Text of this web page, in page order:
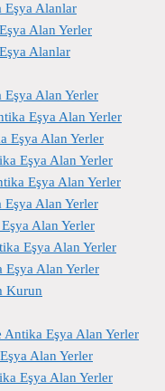
Eşya Alanlar
Alan Yerler
Alanlar
Eşya Alan Yerler
Eşya Alan Yerler
Eşya Alan Yerler
Eşya Alan Yerler
Eşya Alan Yerler
Alan Yerler
Alan Yerler
Eşya Alan Yerler
Alan Yerler
Kurun
Antika Eşya Alan Yerler
Alan Yerler
Eşya Alan Yerler